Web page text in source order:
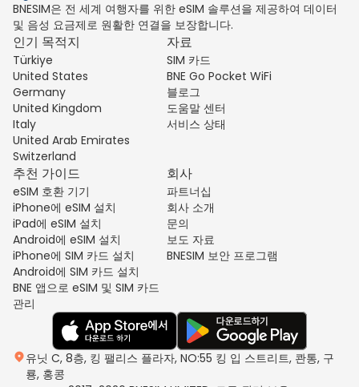
BNESIM은 전 세계 여행자를 위한 eSIM 솔루션을 제공하여 데이터
및 음성 요금제로 원활한 연결을 보장합니다.
인기 목적지
Türkiye
United States
Germany
United Kingdom
Italy
United Arab Emirates
Switzerland
자료
SIM 카드
BNE Go Pocket WiFi
블로그
도움말 센터
서비스 상태
추천 가이드
eSIM 호환 기기
iPhone에 eSIM 설치
iPad에 eSIM 설치
Android에 eSIM 설치
iPhone에 SIM 카드 설치
Android에 SIM 카드 설치
BNE 앱으로 eSIM 및 SIM 카드
관리
회사
파트너십
회사 소개
문의
보도 자료
BNESIM 보안 프로그램
유닛 C, 8층, 킹 팰리스 플라자, NO:55 킹 입 스트리트, 콴통, 구
룡, 홍콩